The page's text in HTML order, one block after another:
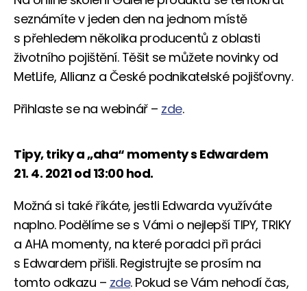
seznámíte v jeden den na jednom místě
s přehledem několika producentů z oblasti
životního pojištění. Těšit se můžete novinky od
MetLife, Allianz a České podnikatelské pojišťovny.
Přihlaste se na webinář – zde.
Tipy, triky a „aha“ momenty s Edwardem
21. 4. 2021 od 13:00 hod.
Možná si také říkáte, jestli Edwarda využíváte
naplno. Podělíme se s Vámi o nejlepší TIPY, TRIKY
a AHA momenty, na které poradci při práci
s Edwardem přišli. Registrujte se prosím na
tomto odkazu – zde. Pokud se Vám nehodí čas,